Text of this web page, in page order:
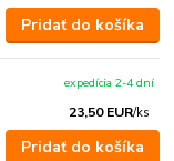
Pridať do košíka
23,50 EUR/ks
expedícia 2-4 dní
Pridať do košíka